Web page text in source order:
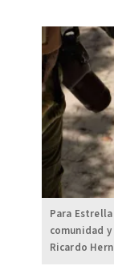
Para
comunidad
Ricardo